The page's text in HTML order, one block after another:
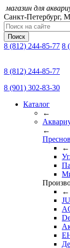
магазин для
Санкт-Петербург,
Поиск
8 (812) 244-85-77 8
8 (812) 244-85-77
8 (901) 302-83-30
Каталог
←
←
←
←